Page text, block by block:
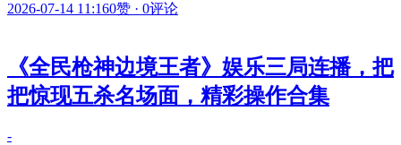
2026-07-14 11:160赞 · 0评论
《全民枪神边境王者》娱乐三局连播，把
把惊现五杀名场面，精彩操作合集
-